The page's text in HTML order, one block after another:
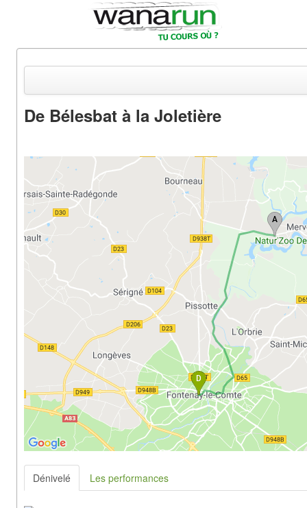
Equipements & Tests
Parcours & Courses
Outils & Réseaux
De Bélesbat à la Joletière
Dénivelé Les performances